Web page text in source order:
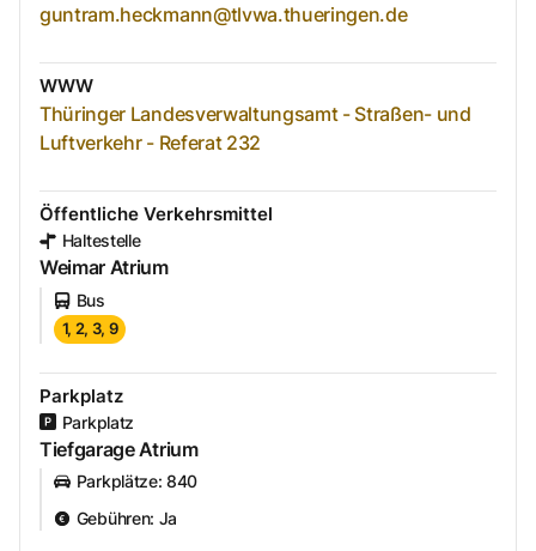
guntram.heckmann@tlvwa.thueringen.de
WWW
Thüringer Landesverwaltungsamt - Straßen- und
Luftverkehr - Referat 232
Öffentliche Verkehrsmittel
Haltestelle
Weimar Atrium
Bus
1, 2, 3, 9
Parkplatz
Parkplatz
Tiefgarage Atrium
Parkplätze: 840
Gebühren: Ja